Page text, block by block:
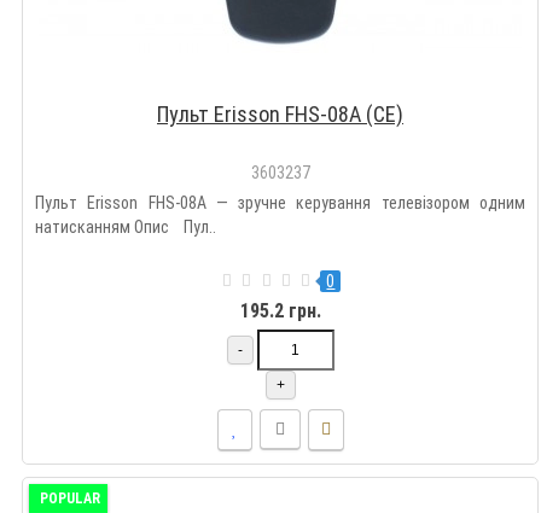
Пульт Erisson FHS-08A (CE)
3603237
Пульт Erisson FHS-08A — зручне керування телевізором одним
натисканням Опис Пул..
0
195.2 грн.
-
+
POPULAR